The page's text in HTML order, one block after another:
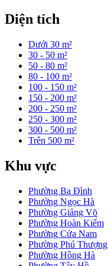
Diện tích
Dưới 30 m²
30 - 50 m²
50 - 80 m²
80 - 100 m²
100 - 150 m²
150 - 200 m²
200 - 250 m²
250 - 300 m²
300 - 500 m²
Trên 500 m²
Khu vực
Phường Ba Đình
Phường Ngọc Hà
Phường Giảng Võ
Phường Hoàn Kiếm
Phường Cửa Nam
Phường Phú Thượng
Phường Hồng Hà